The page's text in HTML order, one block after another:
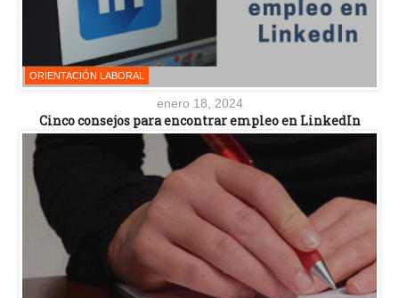
ORIENTACIÓN LABORAL
enero 18, 2024
Cinco consejos para encontrar empleo en LinkedIn